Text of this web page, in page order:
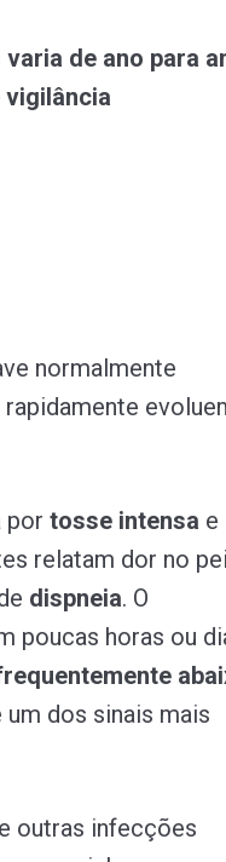
de ano para
normalmente
por tosse intensa e
relatam dor no
dispneia. O
poucas horas ou
um dos sinais mais
outras infecções